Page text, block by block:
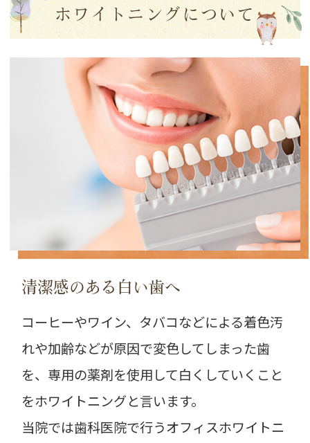
ホワイトニングについて
清潔感のある白い歯へ
コーヒーやワイン、タバコなどによる着色汚
れや加齢などが原因で変色してしまった歯
を、専用の薬剤を使用して白くしていくこと
をホワイトニングと言います。
当院では歯科医院で行うオフィスホワイトニ